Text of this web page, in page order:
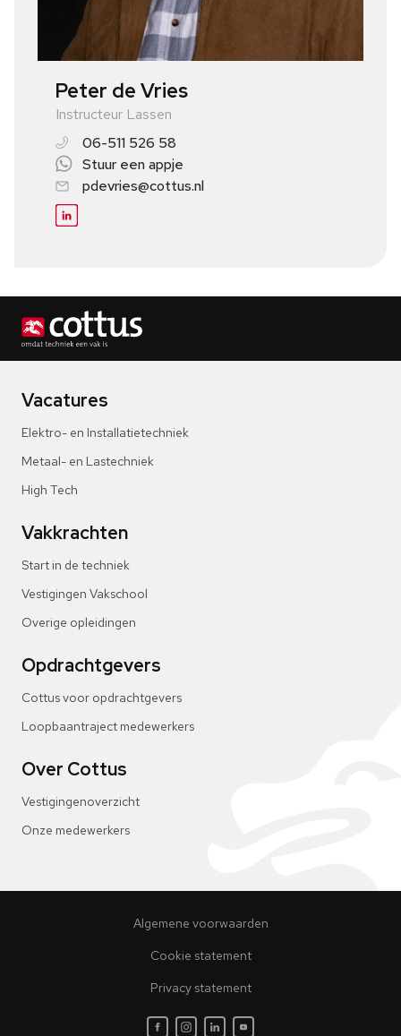
Peter de Vries
Instructeur Lassen
06-511 526 58
Stuur een appje
pdevries@cottus.nl
Vacatures
Elektro- en Installatietechniek
Metaal- en Lastechniek
High Tech
Vakkrachten
Start in de techniek
Vestigingen Vakschool
Overige opleidingen
Opdrachtgevers
Cottus voor opdrachtgevers
Loopbaantraject medewerkers
Over Cottus
Vestigingenoverzicht
Onze medewerkers
Algemene voorwaarden
Cookie statement
Privacy statement